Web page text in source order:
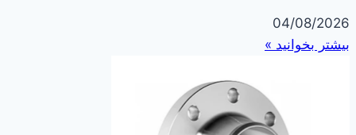
04/08/2026
بیشتر بخوانید »